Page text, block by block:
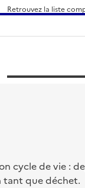
Retrouvez la liste
cycle de vie :
tant que déchet.